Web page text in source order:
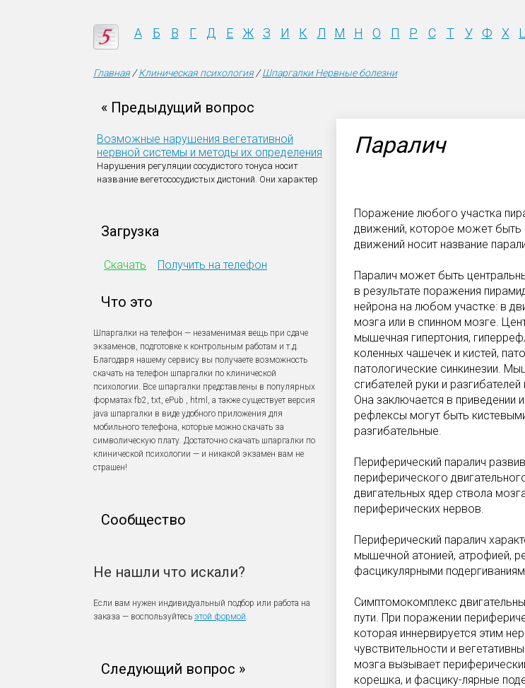
А Б В Г Д Е Ж З И К Л М Н О П Р С Т У Ф Х
Главная/Клиническая психология/Шпаргалки Нервные болезни
« Предыдущий вопрос
Возможные нарушения вегетативной
нервной системы и методы их определения
Нарушения регуляции сосудистого тонуса носит
название вегетососудистых дистоний. Они характер
Загрузка
Скачать Получить на телефон
Что это
Шпаргалки на телефон — незаменимая вещь при сдаче
экзаменов, подготовке к контрольным работам и т.д.
Благодаря нашему сервису вы получаете возможность
скачать на телефон шпаргалки по клинической
психологии. Все шпаргалки представлены в популярных
форматах fb2, txt, ePub , html, а также существует версия
java шпаргалки в виде удобного приложения для
мобильного телефона, которые можно скачать за
символическую плату. Достаточно скачать шпаргалки по
клинической психологии — и никакой экзамен вам не
страшен!
Сообщество
Не нашли что искали?
Если вам нужен индивидуальный подбор или работа на
заказа — воспользуйтесь этой формой.
Следующий вопрос »
Паралич
Поражение любого участка
движений, которое может быть
движений носит название
Паралич может быть
в результате поражения
нейрона на любом участке: в
мозга или в спинном мозге.
мышечная гипертония,
коленных чашечек и кистей,
патологические синкинезии.
сгибателей руки и
Она заключается в приведении
рефлексы могут быть
разгибательные.
Периферический паралич
периферического
двигательных ядер ствола
периферических нервов.
Периферический паралич
мышечной атонией, атрофией,
фасцикулярными
Симптомокомплекс
пути. При поражении
которая иннервируется этим
чувствительности и
мозга вызывает
корешка, и фасцику-лярные